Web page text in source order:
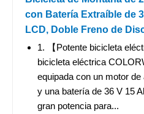
con Batería Extraíble de
LCD, Doble Freno de
1. 【Potente bicicleta
bicicleta eléctrica
equipada con un motor
y una batería de 36 V 15
gran potencia para...